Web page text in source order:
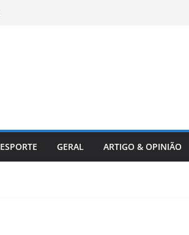
ESPORTE GERAL ARTIGO & OPINIÃO